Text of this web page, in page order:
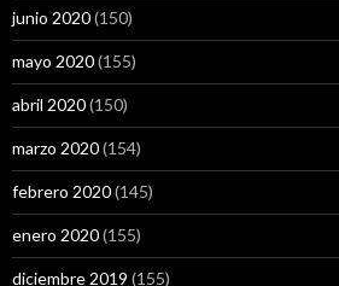
junio 2020(150)
mayo 2020(155)
abril 2020(150)
marzo 2020(154)
febrero 2020(145)
enero 2020(155)
diciembre 2019 (155)